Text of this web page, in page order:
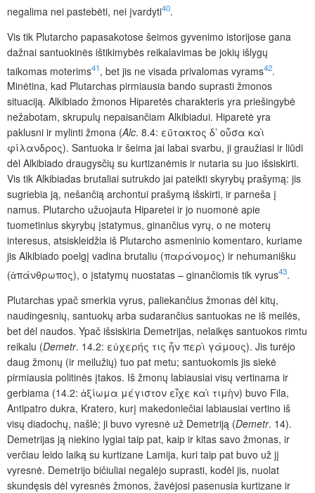
negalima nei pastebėti, nei įvardyti40.
Vis tik Plutarcho papasakotose šeimos gyvenimo istorijose gana
dažnai santuokinės ištikimybės reikalavimas be jokių išlygų
taikomas moterims41, bet jis ne visada privalomas vyrams42.
Minėtina, kad Plutarchas pirmiausia bando suprasti žmonos
situaciją. Alkibiado žmonos Hiparetės charakteris yra priešingybė
nežabotam, skrupulų nepaisančiam Alkibiadui. Hiparetė yra
paklusni ir mylinti žmona (Alc. 8.4: εὔτακτος δ’ οὖσα καὶ
φίλανδρος). Santuoka ir šeima jai labai svarbu, ji graužiasi ir liūdi
dėl Alkibiado draugysčių su kurtizanėmis ir nutaria su juo išsiskirti.
Vis tik Alkibiadas brutaliai sutrukdo jai pateikti skyrybų prašymą: jis
sugriebia ją, nešančią archontui prašymą išskirti, ir parneša į
namus. Plutarcho užuojauta Hiparetei ir jo nuomonė apie
tuometinius skyrybų įstatymus, ginančius vyrų, o ne moterų
interesus, atsiskleidžia iš Plutarcho asmeninio komentaro, kuriame
jis Alkibiado poelgį vadina brutaliu (παράνομος) ir nehumanišku
(ἀπάνθρωπος), o įstatymų nuostatas – ginančiomis tik vyrus43.
Plutarchas ypač smerkia vyrus, paliekančius žmonas dėl kitų,
naudingesnių, santuokų arba sudarančius santuokas ne iš meilės,
bet dėl naudos. Ypač išsiskiria Demetrijas, nelaikęs santuokos rimtu
reikalu (Demetr. 14.2: εὐχερής τις ἦν περὶ γάμους). Jis turėjo
daug žmonų (ir meilužių) tuo pat metu; santuokomis jis siekė
pirmiausia politinės įtakos. Iš žmonų labiausiai visų vertinama ir
gerbiama (14.2: ἀξίωμα μέγιστον εἶχε καὶ τιμὴν) buvo Fila,
Antipatro dukra, Kratero, kurį makedoniečiai labiausiai vertino iš
visų diadochų, našlė; ji buvo vyresnė už Demetriją (Demetr. 14).
Demetrijas ją niekino lygiai taip pat, kaip ir kitas savo žmonas, ir
verčiau leido laiką su kurtizane Lamija, kuri taip pat buvo už jį
vyresnė. Demetrijo bičiuliai negalėjo suprasti, kodėl jis, nuolat
skundęsis dėl vyresnės žmonos, žavėjosi pasenusia kurtizane ir